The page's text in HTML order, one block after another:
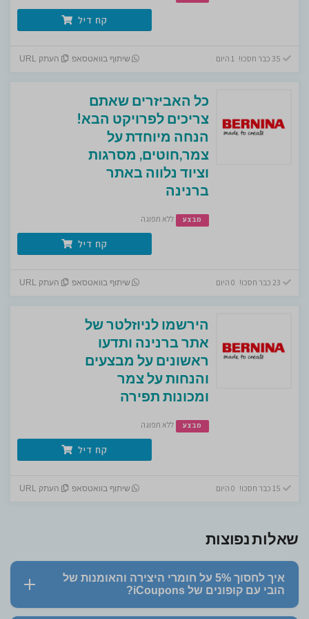
קח דיל
שיתוף בוואטסאפ העתק URL
כל האביזרים שאתם
צריכים לפרויקט הבא!
הנחה מיוחדת על
צמר,חוטים, מסרגות
וציוד נלווה באתר
ברנינה
מבצע ללא תפוגה
קח דיל
שיתוף בוואטסאפ העתק URL
הירשמו לניוזלטר של
אתר ברנינה ותדעו
ראשונים על מבצעים
והנחות על צמר
ומכונות תפירה
מבצע ללא תפוגה
קח דיל
שיתוף בוואטסאפ העתק URL
שאלות נפוצות
איך לחסוך 5% על חומרי היצירה והאומנות של
הובי עם קופונים של iCoupons?
העתיקו את קוד הקופון (5% הנחה) המופיע כאן בדף של iCoupons.